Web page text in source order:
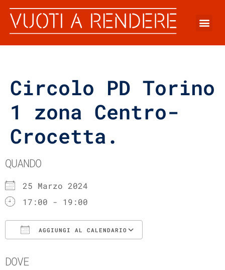
Circolo PD Torino
1 zona Centro-
Crocetta.
QUANDO
25 Marzo 2024
17:00 - 19:00
AGGIUNGI AL CALENDARIO
DOVE